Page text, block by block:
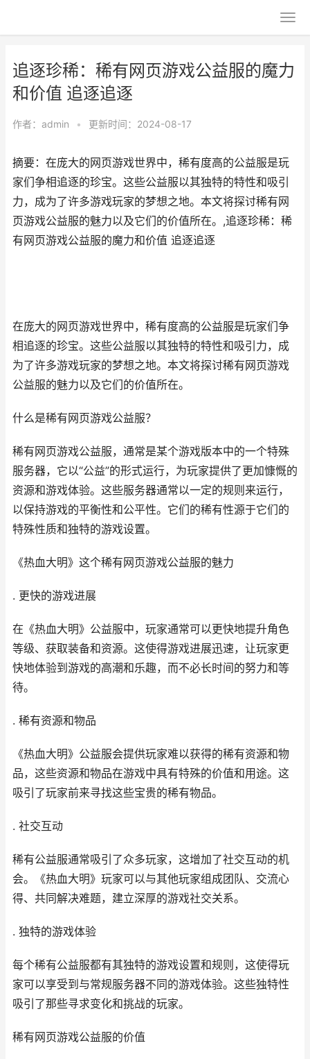
追逐珍稀：稀有网页游戏公益服的魔力
和价值 追逐追逐
作者： admin • 更新时间：2024-08-17
摘要：在庞大的网页游戏世界中，稀有度高的公益服是玩
家们争相追逐的珍宝。这些公益服以其独特的特性和吸引
力，成为了许多游戏玩家的梦想之地。本文将探讨稀有网
页游戏公益服的魅力以及它们的价值所在。,追逐珍稀：稀
有网页游戏公益服的魔力和价值 追逐追逐
在庞大的网页游戏世界中，稀有度高的公益服是玩家们争
相追逐的珍宝。这些公益服以其独特的特性和吸引力，成
为了许多游戏玩家的梦想之地。本文将探讨稀有网页游戏
公益服的魅力以及它们的价值所在。
什么是稀有网页游戏公益服？
稀有网页游戏公益服，通常是某个游戏版本中的一个特殊
服务器，它以“公益”的形式运行，为玩家提供了更加慷慨的
资源和游戏体验。这些服务器通常以一定的规则来运行，
以保持游戏的平衡性和公平性。它们的稀有性源于它们的
特殊性质和独特的游戏设置。
《热血大明》这个稀有网页游戏公益服的魅力
. 更快的游戏进展
在《热血大明》公益服中，玩家通常可以更快地提升角色
等级、获取装备和资源。这使得游戏进展迅速，让玩家更
快地体验到游戏的高潮和乐趣，而不必长时间的努力和等
待。
. 稀有资源和物品
《热血大明》公益服会提供玩家难以获得的稀有资源和物
品，这些资源和物品在游戏中具有特殊的价值和用途。这
吸引了玩家前来寻找这些宝贵的稀有物品。
. 社交互动
稀有公益服通常吸引了众多玩家，这增加了社交互动的机
会。《热血大明》玩家可以与其他玩家组成团队、交流心
得、共同解决难题，建立深厚的游戏社交关系。
. 独特的游戏体验
每个稀有公益服都有其独特的游戏设置和规则，这使得玩
家可以享受到与常规服务器不同的游戏体验。这些独特性
吸引了那些寻求变化和挑战的玩家。
稀有网页游戏公益服的价值